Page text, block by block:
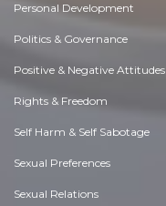
Personal Development
Politics & Governance
Positive & Negative Attitudes
Rights & Freedom
Self Harm & Self Sabotage
Sexual Preferences
Sexual Relations